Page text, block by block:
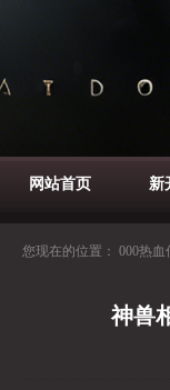
网站首页 新
您现在的位置： 000热血
神兽